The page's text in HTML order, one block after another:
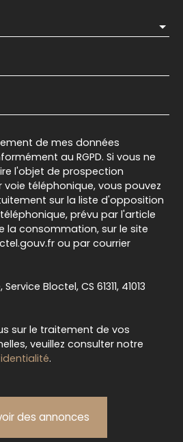
de mes données
au RGPD. Si vous ne
l'objet de prospection
téléphonique, vous pouvez
sur la liste d'opposition
prévu par l'article
la consommation, sur le site
ou par courrier
Bloctel, CS 61311, 41013
sur le traitement de vos
veuillez consulter notre
.
des annonces